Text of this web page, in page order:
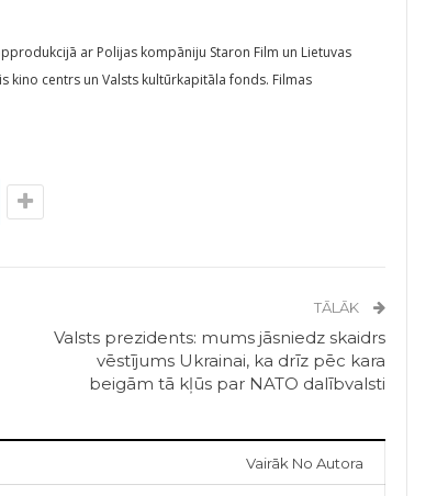
ar Polijas kompāniju Staron Film un Lietuvas
kino centrs un Valsts kultūrkapitāla fonds. Filmas
TĀLĀK
Valsts prezidents: mums jāsniedz skaidrs
vēstījums Ukrainai, ka drīz pēc kara
beigām tā kļūs par NATO dalībvalsti
Vairāk No Autora